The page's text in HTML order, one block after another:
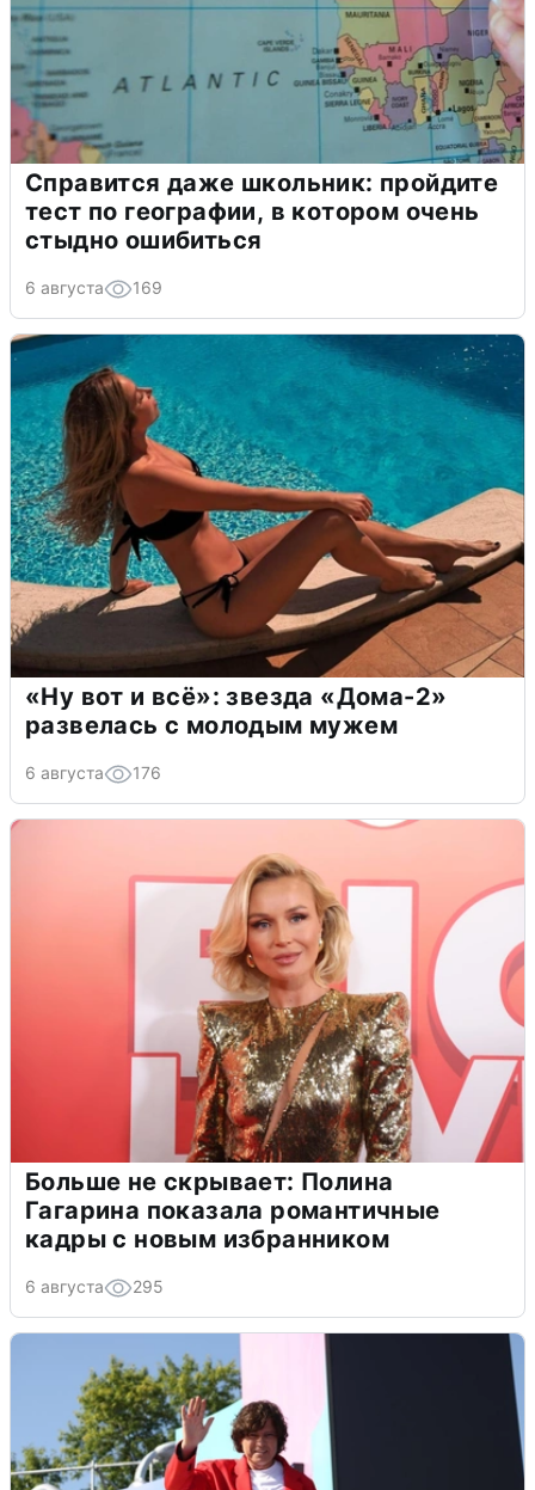
Справится даже школьник: пройдите
тест по географии, в котором очень
стыдно ошибиться
6 августа 169
«Ну вот и всё»: звезда «Дома-2»
развелась с молодым мужем
6 августа 176
Больше не скрывает: Полина
Гагарина показала романтичные
кадры с новым избранником
6 августа 295